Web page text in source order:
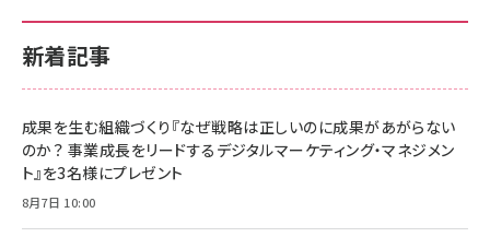
新着記事
成果を生む組織づくり『なぜ戦略は正しいのに成果があがらない
のか？ 事業成長をリードするデジタルマーケティング・マネジメン
ト』を3名様にプレゼント
8月7日 10:00